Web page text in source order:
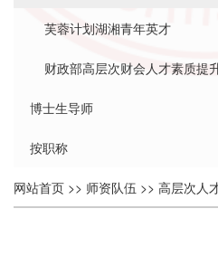
芙蓉计划湖湘青年英才
财政部高层次财会人才素质提
博士生导师
按职称
网站首页 >> 师资队伍 >> 高层次人
个